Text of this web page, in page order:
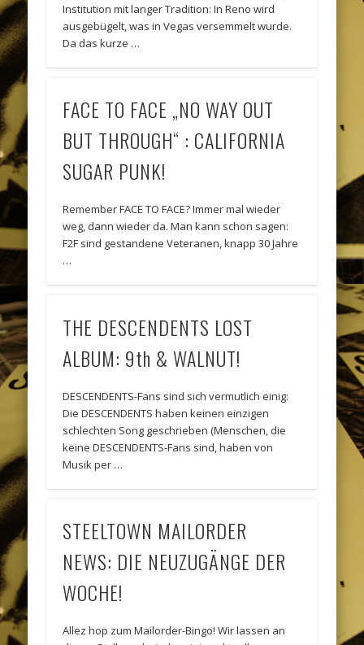
Institution mit langer Tradition: In Reno wird
ausgebügelt, was in Vegas versemmelt wurde.
Da das kurze …
FACE TO FACE „NO WAY OUT
BUT THROUGH“ : CALIFORNIA
SUGAR PUNK!
Remember FACE TO FACE? Immer mal wieder
weg, dann wieder da. Man kann schon sagen:
F2F sind gestandene Veteranen, knapp 30 Jahre
…
THE DESCENDENTS LOST
ALBUM: 9th & WALNUT!
DESCENDENTS-Fans sind sich vermutlich einig:
Die DESCENDENTS haben keinen einzigen
schlechten Song geschrieben (Menschen, die
keine DESCENDENTS-Fans sind, haben von
Musik per …
STEELTOWN MAILORDER
NEWS: DIE NEUZUGÄNGE DER
WOCHE!
Allez hop zum Mailorder-Bingo! Wir lassen an